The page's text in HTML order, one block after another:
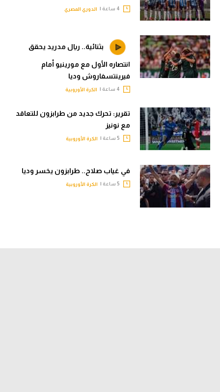
الدوري المصري
بثنائية.. ريال مدريد يحقق
انتصاره الأول مع مورينيو أمام
فيرينتسفاروش وديا
الكرة الأوروبية
تقرير: تحرك جديد من طرابزون للتعاقد
مع نونيز
الكرة الأوروبية
في غياب صلاح.. طرابزون يخسر وديا
الكرة الأوروبية